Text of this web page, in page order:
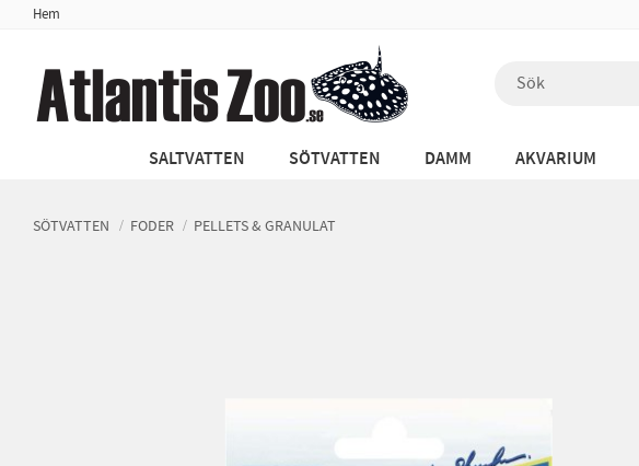
Hem
SALTVATTEN SÖTVATTEN DAMM AKVARIUM
SÖTVATTEN FODER PELLETS & GRANULAT